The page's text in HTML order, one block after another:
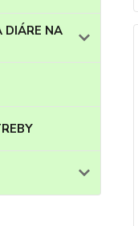
DIÁRE NA